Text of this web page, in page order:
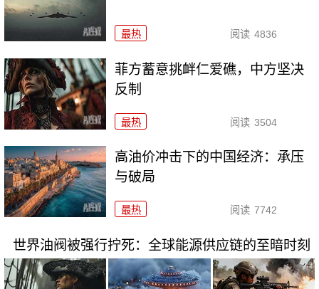
最热 阅读 4836
菲方蓄意挑衅仁爱礁，中方坚决
反制
最热 阅读 3504
高油价冲击下的中国经济：承压
与破局
最热 阅读 7742
世界油阀被强行拧死：全球能源供应链的至暗时刻